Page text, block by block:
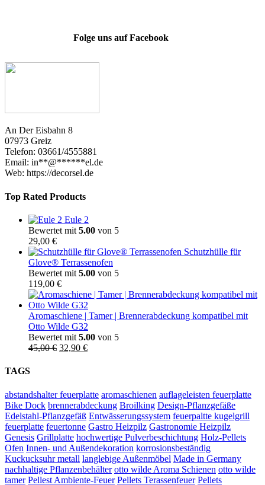
Folge uns auf Facebook
An Der Eisbahn 8
07973 Greiz
Telefon: 03661/4555881
Email: in**@******el.de
Web: https://decorsel.de
Top Rated Products
Eule 2
Bewertet mit 5.00 von 5
29,00 €
Schutzhülle für
Glove® Terrassenofen
Bewertet mit 5.00 von 5
119,00 €
Aromaschiene | Tamer | Brennerabdeckung kompatibel mit
Otto Wilde G32
Bewertet mit 5.00 von 5
45,00€ Ursprünglicher
32,90 €Aktueller
TAGS
abstandshalter feuerplatte aromaschienen auflageleisten feuerplatte
Bike Dock brennerabdeckung Broilking Design-Pflanzgefäße
Edelstahl-Pflanzgefäß Entwässerungssystem feuerpaltte kugelgrill
feuerplatte feuertonne Gastro Heizpilz Gastronomie Heizpilz
Genesis Grillplatte hochwertige Pulverbeschichtung Holz-Pellets
Ofen Innen- und Außendekoration korrosionsbeständig
Kuckucksuhr metall langlebige Außenmöbel Made in Germany
nachhaltige Pflanzenbehälter otto wilde Aroma Schienen otto wilde
tamer Pellest Ambiente-Feuer Pellets Terassenfeuer Pellets